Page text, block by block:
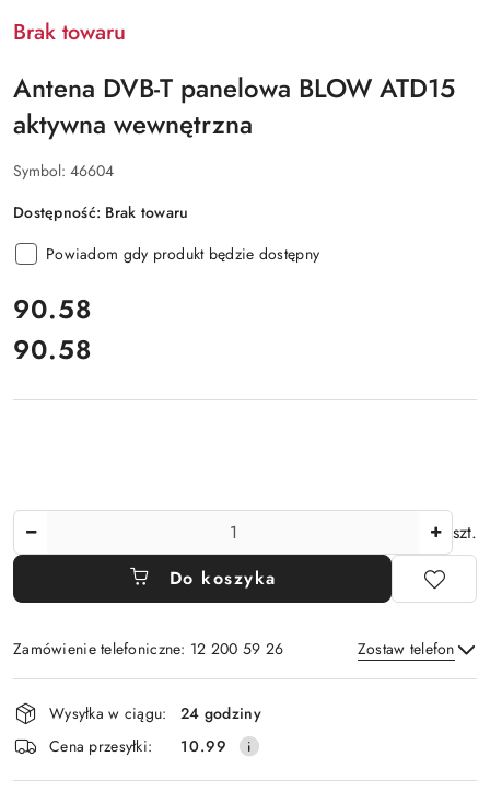
Brak towaru
Antena DVB-T panelowa BLOW ATD15
aktywna wewnętrzna
Symbol: 46604
Dostępność: Brak towaru
Powiadom gdy produkt będzie dostępny
cena:
90.58
Cena:
90.58
szt.
Do koszyka
Zamówienie telefoniczne: 12 200 59 26 Zostaw telefon
Wyślij
Dostępność
i
dostawa
Wysyłka w ciągu:
24 godziny
Cena przesyłki:
10.99